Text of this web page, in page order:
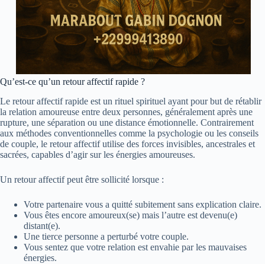
Qu’est-ce qu’un retour affectif rapide ?
Le retour affectif rapide est un rituel spirituel ayant pour but de rétablir
la relation amoureuse entre deux personnes, généralement après une
rupture, une séparation ou une distance émotionnelle. Contrairement
aux méthodes conventionnelles comme la psychologie ou les conseils
de couple, le retour affectif utilise des forces invisibles, ancestrales et
sacrées, capables d’agir sur les énergies amoureuses.
Un retour affectif peut être sollicité lorsque :
Votre partenaire vous a quitté subitement sans explication claire.
Vous êtes encore amoureux(se) mais l’autre est devenu(e)
distant(e).
Une tierce personne a perturbé votre couple.
Vous sentez que votre relation est envahie par les mauvaises
énergies.